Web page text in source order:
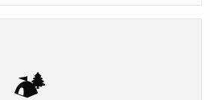
🏕️